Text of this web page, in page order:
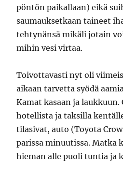
pöntön paikallaan) eikä
saumauksetkaan taineet
tehtynänsä mikäli jotain
mihin vesi virtaa.
Toivottavasti nyt oli
aikaan tarvetta syödä
Kamat kasaan ja laukkuun.
hotellista ja taksilla
tilasivat, auto (Toyota
parissa minuutissa. Matka
hieman alle puoli tuntia ja